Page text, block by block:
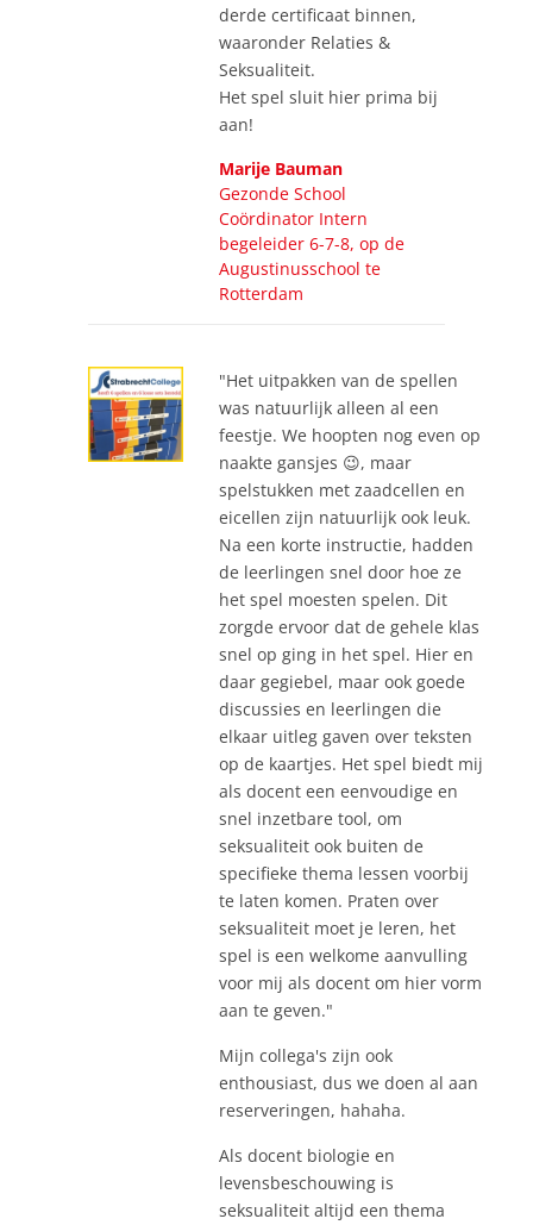
Marije Bauman
Gezonde School
Coördinator Intern
begeleider 6-7-8, op de
Augustinusschool te
Rotterdam
derde certificaat binnen,
waaronder Relaties &
Seksualiteit.
Het spel sluit hier prima bij
aan!
"Het uitpakken van de spellen
was natuurlijk alleen al een
feestje. We hoopten nog even op
naakte gansjes 😉, maar
spelstukken met zaadcellen en
eicellen zijn natuurlijk ook leuk.
Na een korte instructie, hadden
de leerlingen snel door hoe ze
het spel moesten spelen. Dit
zorgde ervoor dat de gehele klas
snel op ging in het spel. Hier en
daar gegiebel, maar ook goede
discussies en leerlingen die
elkaar uitleg gaven over teksten
op de kaartjes. Het spel biedt mij
als docent een eenvoudige en
snel inzetbare tool, om
seksualiteit ook buiten de
specifieke thema lessen voorbij
te laten komen. Praten over
seksualiteit moet je leren, het
spel is een welkome aanvulling
voor mij als docent om hier vorm
aan te geven."
Mijn collega's zijn ook
enthousiast, dus we doen al aan
reserveringen, hahaha.
Als docent biologie en
levensbeschouwing is
seksualiteit altijd een thema